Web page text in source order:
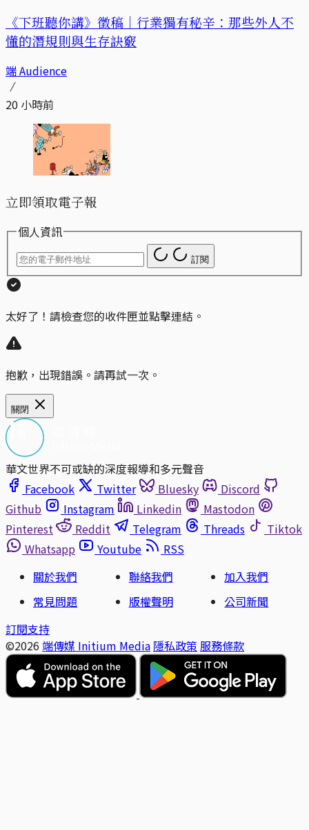
《下班聽你講》徵稿｜行業獨有秘辛：那些外人不
懂的潛規則與生存訣竅
端 Audience
20 小時前
立即領取電子報
個人資訊
訂閱
太好了！請檢查您的收件匣並點擊連結。
抱歉，出現錯誤。請再試一次。
關閉
華文世界不可或缺的深度報導和多元聲音
Facebook
Twitter Bluesky
Discord
Github
Instagram Linkedin
Mastodon
Pinterest
Reddit Telegram Threads
Tiktok
Whatsapp
Youtube
RSS
關於我們
聯絡我們
加入我們
常見問題
版權聲明
公司新聞
訂閱支持
©2026 端傳媒 Initium Media 隱私政策 服務條款